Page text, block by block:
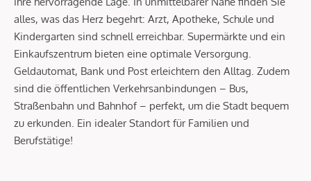
alles, was das Herz begehrt: Arzt, Apotheke, Schule und
Kindergarten sind schnell erreichbar. Supermärkte und ein
Einkaufszentrum bieten eine optimale Versorgung.
Geldautomat, Bank und Post erleichtern den Alltag. Zudem
sind die öffentlichen Verkehrsanbindungen – Bus,
Straßenbahn und Bahnhof – perfekt, um die Stadt bequem
zu erkunden. Ein idealer Standort für Familien und
Berufstätige!